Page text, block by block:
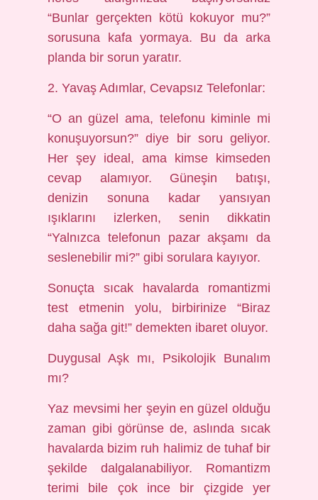
“Bunlar gerçekten kötü kokuyor mu?”
sorusuna kafa yormaya. Bu da arka
planda bir sorun yaratır.
2. Yavaş Adımlar, Cevapsız Telefonlar:
“O an güzel ama, telefonu kiminle mi
konuşuyorsun?” diye bir soru geliyor.
Her şey ideal, ama kimse kimseden
cevap alamıyor. Güneşin batışı,
denizin sonuna kadar yansıyan
ışıklarını izlerken, senin dikkatin
“Yalnızca telefonun pazar akşamı da
seslenebilir mi?” gibi sorulara kayıyor.
Sonuçta sıcak havalarda romantizmi
test etmenin yolu, birbirinize “Biraz
daha sağa git!” demekten ibaret oluyor.
Duygusal Aşk mı, Psikolojik Bunalım
mı?
Yaz mevsimi her şeyin en güzel olduğu
zaman gibi görünse de, aslında sıcak
havalarda bizim ruh halimiz de tuhaf bir
şekilde dalgalanabiliyor. Romantizm
terimi bile çok ince bir çizgide yer